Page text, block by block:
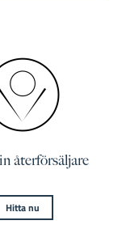
återförsäljare
Hitta nu